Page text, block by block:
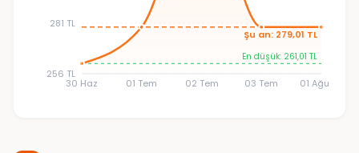
30 Haz 01 Tem 02 Tem 03 Tem 01 Ağu
256 TL
281 TL
Şu an: 279,01 TL
En düşük: 261,01 TL